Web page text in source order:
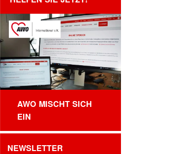
AWO MISCHT SICH
EIN
NEWSLETTER